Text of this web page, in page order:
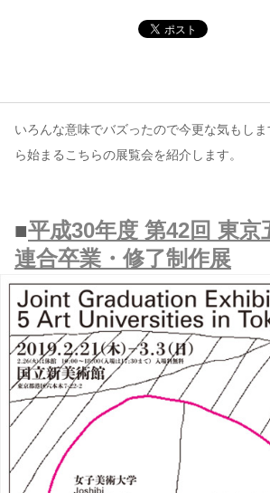
いろんな意味でバズったので今更な気もし
ら始まるこちらの展覧会を紹介します。
■平成30年度 第42回 東京
連合卒業・修了制作展